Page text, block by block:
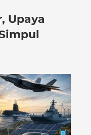
Upaya